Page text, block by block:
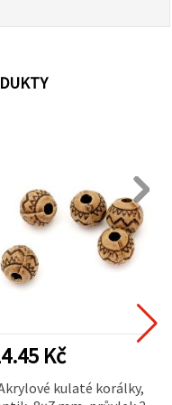
Kč
kulaté korálky,